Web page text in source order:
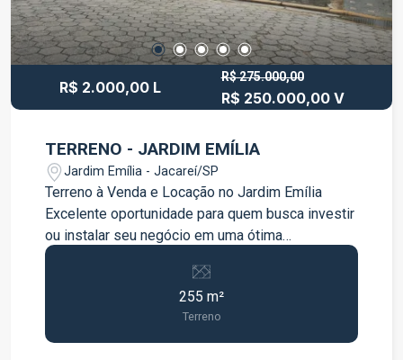
R$ 2.000,00 L
R$ 275.000,00
R$ 250.000,00 V
TERRENO - JARDIM EMÍLIA
Jardim Emília - Jacareí/SP
Terreno à Venda e Locação no Jardim Emília
Excelente oportunidade para quem busca investir
ou instalar seu negócio em uma ótima
localização. O imóvel conta com: 255 m² de área
total Galpão construído no terreno 2 banheiros
Espaço para até 4 vagas de garagem Ideal para
uso comercial ou investimento, com boa estrutura
já existente e diversas possibilidades de
255 m²
Terreno